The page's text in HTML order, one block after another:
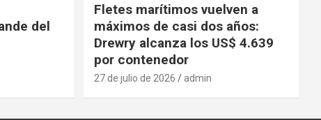
del
Fletes marítimos vuelven a
máximos de casi dos años:
Drewry alcanza los US$ 4.639
por contenedor
27 de julio de 2026 admin